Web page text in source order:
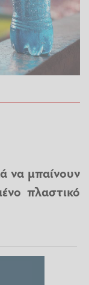
να μπαίνουν
πλαστικό